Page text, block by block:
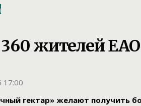
жителей ЕАО
17:00
гектар» желают получить